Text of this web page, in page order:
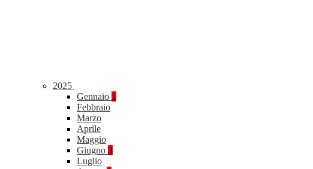
2025
Gennaio 1
Febbraio
Marzo
Aprile
Maggio
Giugno 3
Luglio